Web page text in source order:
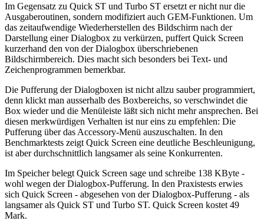
Im Gegensatz zu Quick ST und Turbo ST ersetzt er nicht nur die
Ausgaberoutinen, sondern modifiziert auch GEM-Funktionen. Um
das zeitaufwendige Wiederherstellen des Bildschirm nach der
Darstellung einer Dialogbox zu verkürzen, puffert Quick Screen
kurzerhand den von der Dialogbox überschriebenen
Bildschirmbereich. Dies macht sich besonders bei Text- und
Zeichenprogrammen bemerkbar.
Die Pufferung der Dialogboxen ist nicht allzu sauber programmiert,
denn klickt man ausserhalb des Boxbereichs, so verschwindet die
Box wieder und die Menüleiste läßt sich nicht mehr ansprechen. Bei
diesen merkwürdigen Verhalten ist nur eins zu empfehlen: Die
Pufferung über das Accessory-Menü auszuschalten. In den
Benchmarktests zeigt Quick Screen eine deutliche Beschleunigung,
ist aber durchschnittlich langsamer als seine Konkurrenten.
Im Speicher belegt Quick Screen sage und schreibe 138 KByte -
wohl wegen der Dialogbox-Pufferung. In den Praxistests erwies
sich Quick Screen - abgesehen von der Dialogbox-Pufferung - als
langsamer als Quick ST und Turbo ST. Quick Screen kostet 49
Mark.